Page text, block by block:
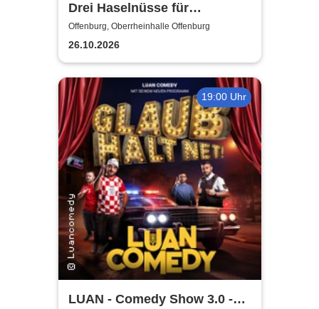
Drei Haselnüsse für
Aschenbrödel - Das Musical
Offenburg, Oberrheinhalle Offenburg
26.10.2026
19:00 Uhr
LUAN - Comedy Show 3.0 -